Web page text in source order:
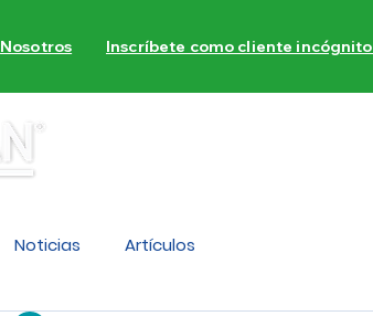
Nosotros Inscríbete como cliente incógnito
Noticias Artículos